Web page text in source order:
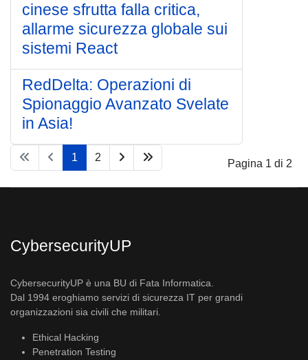
cinese sfrutta falla critica,
allarme sicurezza globale sui
sistemi React
RedDelta: Operazioni di
Spionaggio Avanzato Svelate
in Asia!
Pagina 1 di 2
1 2
CybersecurityUP
CybersecurityUP è una BU di Fata Informatica.
Dal 1994 eroghiamo servizi di sicurezza IT per grandi
organizzazioni sia civili che militari.
Ethical Hacking
Penetration Testing